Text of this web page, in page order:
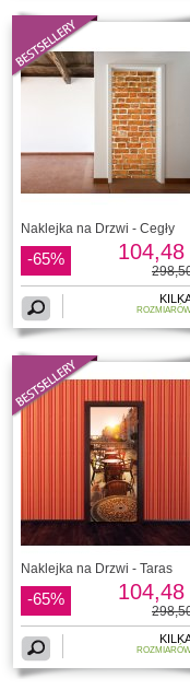
Naklejka na Drzwi - Cegły
-65% 104,48
Naklejka na Drzwi - Taras
-65% 104,48